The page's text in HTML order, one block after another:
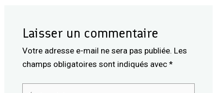
Laisser un commentaire
Votre adresse e-mail ne sera pas publiée. Les
champs obligatoires sont indiqués avec *